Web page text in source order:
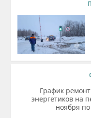
График
энергетиков на
ноября